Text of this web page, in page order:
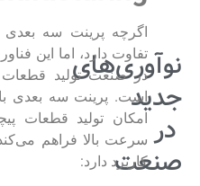
نوآوری‌های
جدید
در
صنعت
تفاوت دارد، اما این
در صنعت تولید قطعات
است. پرینت سه بعدی با
امکان تولید قطعات
سرعت بالا فراهم
کاربرد دارد: